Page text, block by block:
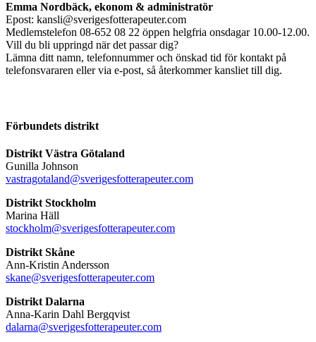
Emma Nordbäck, ekonom & administratör
Epost: kansli@sverigesfotterapeuter.com
Medlemstelefon 08-652 08 22 öppen helgfria onsdagar 10.00-12.00.
Vill du bli uppringd när det passar dig?
Lämna ditt namn, telefonnummer och önskad tid för kontakt på
telefonsvararen eller via e-post, så återkommer kansliet till dig.
Förbundets distrikt
Distrikt Västra Götaland
Gunilla Johnson
vastragotaland@sverigesfotterapeuter.com
Distrikt Stockholm
Marina Häll
stockholm@sverigesfotterapeuter.com
Distrikt Skåne
Ann-Kristin Andersson
skane@sverigesfotterapeuter.com
Distrikt Dalarna
Anna-Karin Dahl Bergqvist
dalarna@sverigesfotterapeuter.com